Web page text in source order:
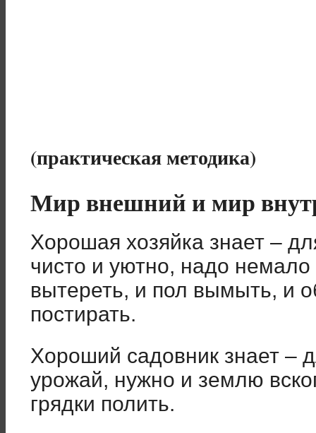
(практическая методика)
Мир внешний и мир
Хорошая хозяйка знает –
чисто и уютно, надо
вытереть, и пол вымыть, и
постирать.
Хороший садовник знает –
урожай, нужно и землю
грядки полить.